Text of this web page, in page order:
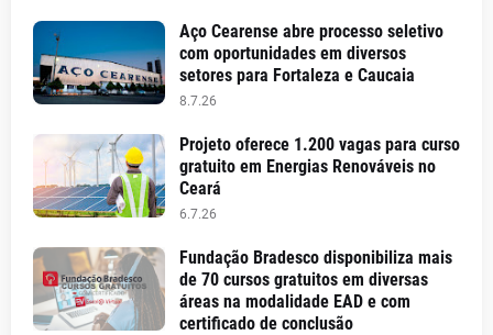
Aço Cearense abre processo seletivo
com oportunidades em diversos
setores para Fortaleza e Caucaia
8.7.26
Projeto oferece 1.200 vagas para curso
gratuito em Energias Renováveis no
Ceará
6.7.26
Fundação Bradesco disponibiliza mais
de 70 cursos gratuitos em diversas
áreas na modalidade EAD e com
certificado de conclusão